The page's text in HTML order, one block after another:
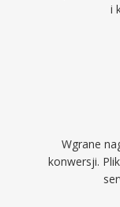
i
Wgrane
konwersji.